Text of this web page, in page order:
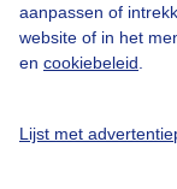
aanpassen of
website of in het
en cookiebeleid
Lijst met
Privacy beleid
Cookie beleid
Gratis weerdata